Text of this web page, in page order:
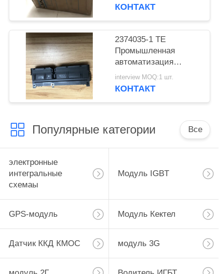
КОНТАКТ
2374035-1 TE
Промышленная
автоматизация
Потребительская
электроника
interview MOQ:1 шт.
КОНТАКТ
Популярные категории Все
электронные
интегральные
схемаы
Модуль IGBT
GPS-модуль Модуль Кектел
Датчик ККД КМОС модуль 3G